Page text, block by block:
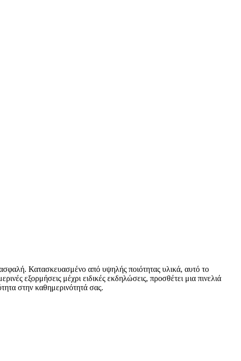
Κατασκευασμένο από υψηλής ποιότητας υλικά, αυτό το
εξορμήσεις μέχρι ειδικές εκδηλώσεις, προσθέτει μια πινελιά
στην καθημερινότητά σας.